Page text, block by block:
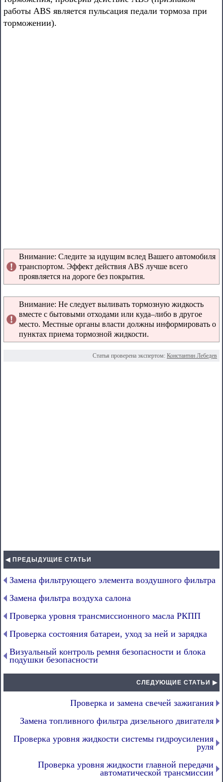
работы ABS является пульсация педали тормоза при
торможении).
Внимание: Следите за идущим вслед Вашего автомобиля
транспортом. Эффект действия ABS лучше всего
проявляется на дороге без покрытия.
Внимание: Не следует выливать тормозную жидкость
вместе с бытовыми отходами или куда–либо в другое
место. Местные органы власти должны информировать о
пунктах приема тормозной жидкости.
Статья проверена экспертом: Константин Лебедев
◀ ПРЕДЫДУЩИЕ СТАТЬИ
Замена фильтрующего элемента воздушного фильтра
Замена фильтра воздуха салона
Проверка уровня трансмиссионного масла РКПП
Проверка состояния батареи, уход за ней и зарядка
Визуальный контроль ремня безопасности и блока
подушки безопасности
СЛЕДУЮЩИЕ СТАТЬИ ▶
Проверка и замена свечей зажигания
Замена топливного фильтра дизельного двигателя
Проверка уровня жидкости системы гидроусиления
руля
Проверка уровня жидкости главной передачи
автоматической трансмиссии